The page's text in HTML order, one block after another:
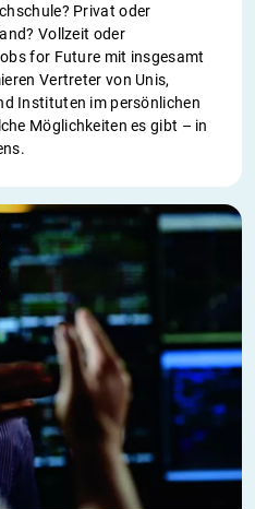
Privat oder
Vollzeit oder
for Future mit insgesamt
Vertreter von Unis,
Instituten im persönlichen
Möglichkeiten es gibt – in